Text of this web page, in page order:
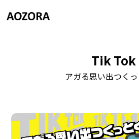
Tik Tok
アガる思い出つく